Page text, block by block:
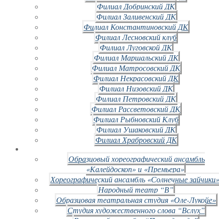
Филиал Добринский ДК
Филиал Заливенский ДК
Филиал Константиновский ДК
Филиал Лесновский клуб
Филиал Луговской ДК
Филиал Маршальский ДК
Филиал Матросовский ДК
Филиал Некрасовский ДК
Филиал Низовский ДК
Филиал Петровский ДК
Филиал Рассветовский ДК
Филиал Рыбновский Клуб
Филиал Ушаковский ДК
Филиал Храбровский ДК
Образцовый хореографический ансамбль
«Калейдоскоп» и «Премьера»
Хореографический ансамбль «Солнечные
Народный театр “В”
Образцовая театральная студия «Оле-Лукойе»
Студия художественного слова “Вслух”